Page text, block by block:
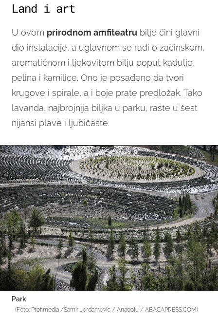
Land i art
U ovom prirodnom amfiteatru bilje čini glavni
dio instalacije, a uglavnom se radi o začinskom,
aromatičnom i ljekovitom bilju poput kadulje,
pelina i kamilice. Ono je posađeno da tvori
krugove i spirale, a i boje prate predložak. Tako
lavanda, najbrojnija biljka u parku, raste u šest
nijansi plave i ljubičaste.
Park
(Foto: Profimedia /Samir Jordamovic / Anadolu / ABACAPRESS.COM)